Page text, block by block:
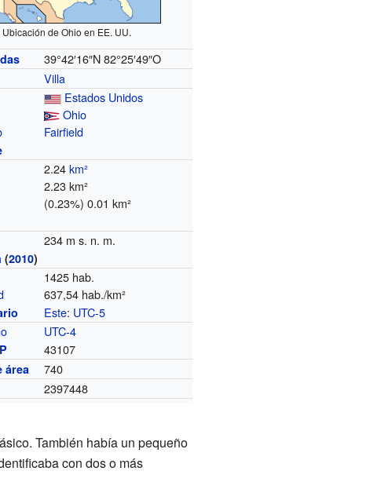
Ubicación de Ohio en EE. UU.
39°42′16″N 82°25′49″O
Villa
Estados Unidos
Ohio
Fairfield
2.24km²
2.23 km²
(0.23%) 0.01 km²
234 m s. n. m.
(2010)
1425 hab.
637,54 hab./km²
Este: UTC-5
UTC-4
43107
área 740
2397448
También había un pequeño
con dos o más